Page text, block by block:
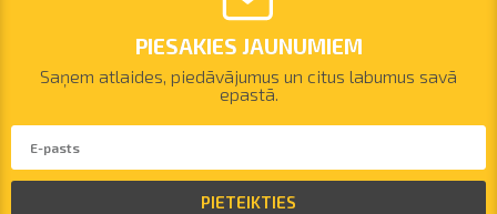
PIESAKIES JAUNUMIEM
Saņem atlaides, piedāvājumus un citus labumus savā
epastā.
PIETEIKTIES